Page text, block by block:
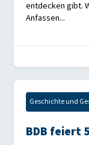
entdecken gibt.
Anfassen...
Geschichte und
BDB feiert